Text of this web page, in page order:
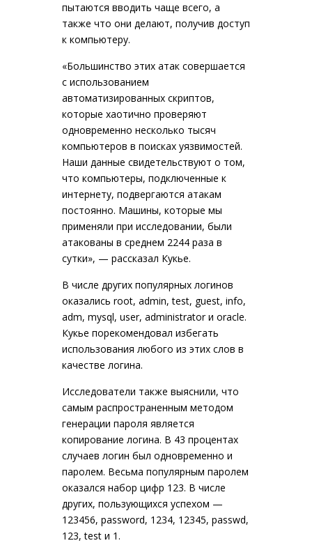
пытаются вводить чаще всего, а
также что они делают, получив доступ
к компьютеру.
«Большинство этих атак совершается
с использованием
автоматизированных скриптов,
которые хаотично проверяют
одновременно несколько тысяч
компьютеров в поисках уязвимостей.
Наши данные свидетельствуют о том,
что компьютеры, подключенные к
интернету, подвергаются атакам
постоянно. Машины, которые мы
применяли при исследовании, были
атакованы в среднем 2244 раза в
сутки», — рассказал Кукье.
В числе других популярных логинов
оказались root, admin, test, guest, info,
adm, mysql, user, administrator и oracle.
Кукье порекомендовал избегать
использования любого из этих слов в
качестве логина.
Исследователи также выяснили, что
самым распространенным методом
генерации пароля является
копирование логина. В 43 процентах
случаев логин был одновременно и
паролем. Весьма популярным паролем
оказался набор цифр 123. В числе
других, пользующихся успехом —
123456, password, 1234, 12345, passwd,
123, test и 1.